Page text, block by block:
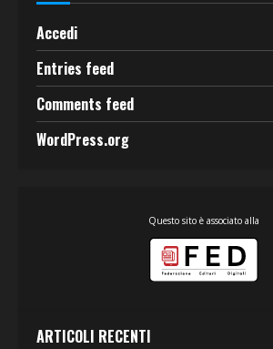
Accedi
Entries feed
Comments feed
WordPress.org
Questo sito è associato alla
ARTICOLI RECENTI